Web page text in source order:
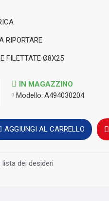
RIPORTARE
FILETTATE Ø8X25
IN MAGAZZINO
Modello: A494030204
AGGIUNGI AL CARRELLO
lista dei desideri